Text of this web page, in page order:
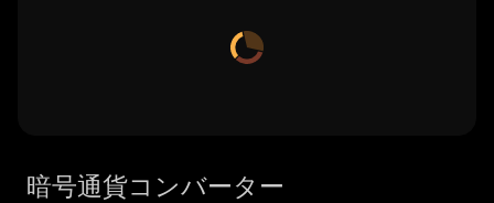
暗号通貨コンバーター